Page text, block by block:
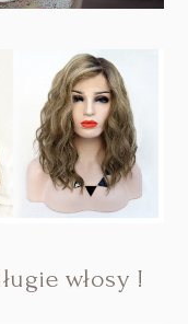
włosy !